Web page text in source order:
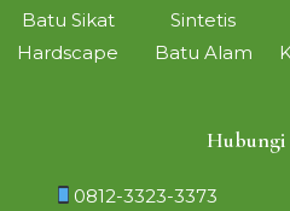
Batu Sikat
Hardscape
Sintetis
Batu Alam
Hubungi
0812-3323-3373